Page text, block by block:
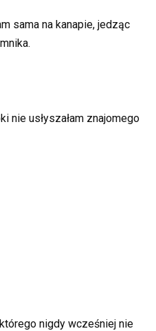
sama na kanapie, jedząc
nie usłyszałam znajomego
nigdy wcześniej nie